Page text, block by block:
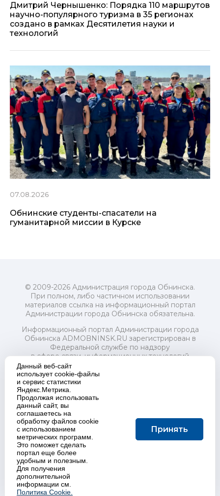
Дмитрий Чернышенко: Порядка 110 маршрутов
научно-популярного туризма в 35 регионах
создано в рамках Десятилетия науки и
технологий
07.08.2026
Обнинские студенты-спасатели на
гуманитарной миссии в Курске
© 2009-2026 Администрация города Обнинска.
При полном, либо частичном использовании
материалов ссылка на информационный портал
Администрации города Обнинска обязательна.
Информационный портал Администрации города
Обнинска ADMOBNINSK.RU зарегистрирован в
Федеральной службе по надзору
в сфере связи, информационных технологий
и массовых коммуникаций (Роскомнадзор) 24 июля
2018 года.
Свидетельство о регистрации Эл № ФС77-73321
Учредитель: Администрация (исполнительно-
распорядительный орган) городского округа "Город
Обнинск". Главный редактор: Байкова Е.А.
Адрес электронной почты Редакции:
redactor@admobninsk.ru
Телефон Редакции: +7 (484) 395-85-85
Настоящий ресурс содержит материалы 18+
Политика в отношении обработки персональных
Данный веб-сайт
использует cookie-файлы
и сервис статистики
Яндекс.Метрика.
Продолжая использовать
данный сайт, вы
соглашаетесь на
обработку файлов cookie
с использованием
метрических программ.
Это поможет сделать
портал еще более
удобным и полезным.
Для получения
дополнительной
информации см.
Политика Cookie.
Принять